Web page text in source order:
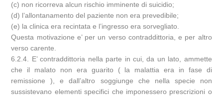
(c) non ricorreva alcun rischio imminente di suicidio;
(d) l’allontanamento del paziente non era prevedibile;
(e) la clinica era recintata e l’ingresso era sorvegliato.
Questa motivazione e’ per un verso contraddittoria, e per altro
verso carente.
6.2.4. E’ contraddittoria nella parte in cui, da un lato, ammette
che il malato non era guarito ( la malattia era in fase di
remissione ), e dall’altro soggiunge che nella specie non
sussistevano elementi specifici che imponessero prescrizioni o